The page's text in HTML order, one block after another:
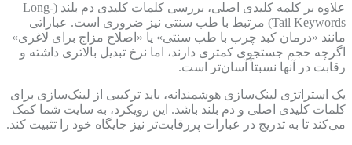
علاوه بر کلمه کلیدی اصلی، بررسی کلمات کلیدی دم بلند (Long-
Tail Keywords) مرتبط با طب سنتی نیز ضروری است. عباراتی
مانند «درمان کبد چرب با طب سنتی» یا «اصلاح مزاج برای لاغری»
اگرچه حجم جستجوی کمتری دارند، اما نرخ تبدیل بالاتری داشته و
رقابت در آنها نسبتاً آسان‌تر است.
یک استراتژی لینک‌سازی هوشمندانه، باید ترکیبی از لینک‌سازی برای
کلمات کلیدی اصلی و دم بلند باشد. این رویکرد، به سایت شما کمک
می‌کند تا به تدریج در عبارات پررقابت‌تر نیز جایگاه خود را تثبیت کند.